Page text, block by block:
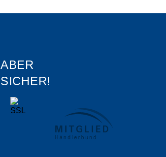
ABER
SICHER!